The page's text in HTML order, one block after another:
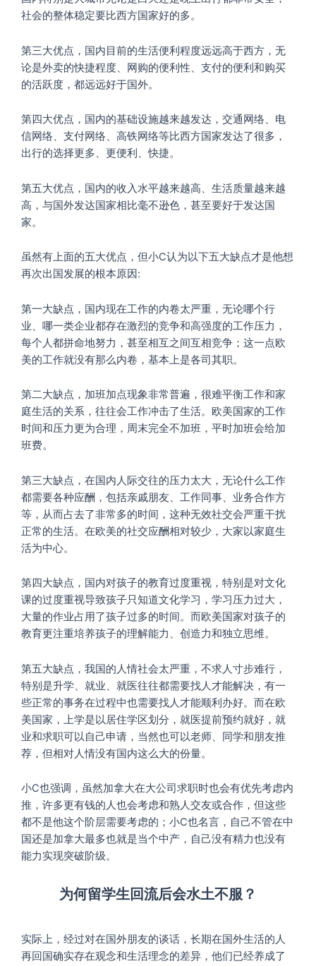
社会的整体稳定要比西方国家好的多。
第三大优点，国内目前的生活便利程度远远高于西方，无
论是外卖的快捷程度、网购的便利性、支付的便利和购买
的活跃度，都远远好于国外。
第四大优点，国内的基础设施越来越发达，交通网络、电
信网络、支付网络、高铁网络等比西方国家发达了很多，
出行的选择更多、更便利、快捷。
第五大优点，国内的收入水平越来越高、生活质量越来越
高，与国外发达国家相比毫不逊色，甚至要好于发达国
家。
虽然有上面的五大优点，但小C认为以下五大缺点才是他想
再次出国发展的根本原因:
第一大缺点，国内现在工作的内卷太严重，无论哪个行
业、哪一类企业都存在激烈的竞争和高强度的工作压力，
每个人都拼命地努力，甚至相互之间互相竞争；这一点欧
美的工作就没有那么内卷，基本上是各司其职。
第二大缺点，加班加点现象非常普遍，很难平衡工作和家
庭生活的关系，往往会工作冲击了生活。欧美国家的工作
时间和压力更为合理，周末完全不加班，平时加班会给加
班费。
第三大缺点，在国内人际交往的压力太大，无论什么工作
都需要各种应酬，包括亲戚朋友、工作同事、业务合作方
等，从而占去了非常多的时间，这种无效社交会严重干扰
正常的生活。在欧美的社交应酬相对较少，大家以家庭生
活为中心。
第四大缺点，国内对孩子的教育过度重视，特别是对文化
课的过度重视导致孩子只知道文化学习，学习压力过大，
大量的作业占用了孩子过多的时间。而欧美国家对孩子的
教育更注重培养孩子的理解能力、创造力和独立思维。
第五大缺点，我国的人情社会太严重，不求人寸步难行，
特别是升学、就业、就医往往都需要找人才能解决，有一
些正常的事务在过程中也需要找人才能顺利办好。而在欧
美国家，上学是以居住学区划分，就医提前预约就好，就
业和求职可以自己申请，当然也可以老师、同学和朋友推
荐，但相对人情没有国内这么大的份量。
小C也强调，虽然加拿大在大公司求职时也会有优先考虑内
推，许多更有钱的人也会考虑和熟人交友或合作，但这些
都不是他这个阶层需要考虑的；小C也名言，自己不管在中
国还是加拿大最多也就是当个中产，自己没有精力也没有
能力实现突破阶级。
为何留学生回流后会水土不服？
实际上，经过对在国外朋友的谈话，长期在国外生活的人
再回国确实存在观念和生活理念的差异，他们已经养成了